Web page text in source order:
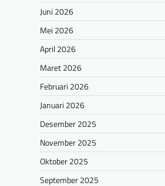
Juni 2026
Mei 2026
April 2026
Maret 2026
Februari 2026
Januari 2026
Desember 2025
November 2025
Oktober 2025
September 2025